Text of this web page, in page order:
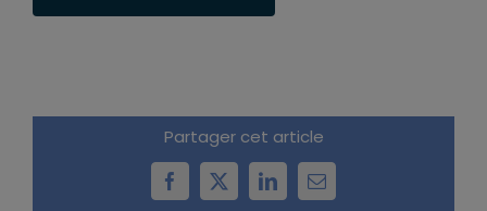
Partager cet article
Facebook
X LinkedInEmail